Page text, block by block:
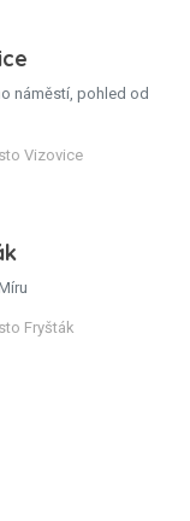
náměstí, pohled od
Vizovice
Fryšták